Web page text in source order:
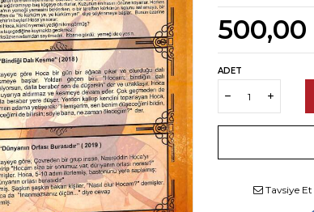
500,00
ADET
Tavsiye Et